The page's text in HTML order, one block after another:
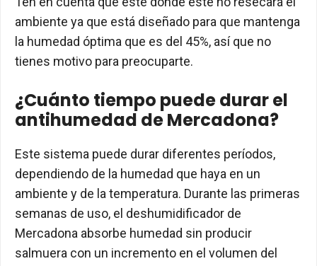
ambiente ya que está diseñado para que mantenga
la humedad óptima que es del 45%, así que no
tienes motivo para preocuparte.
¿Cuánto tiempo puede durar el
antihumedad de Mercadona?
Este sistema puede durar diferentes períodos,
dependiendo de la humedad que haya en un
ambiente y de la temperatura. Durante las primeras
semanas de uso, el deshumidificador de
Mercadona absorbe humedad sin producir
salmuera con un incremento en el volumen del